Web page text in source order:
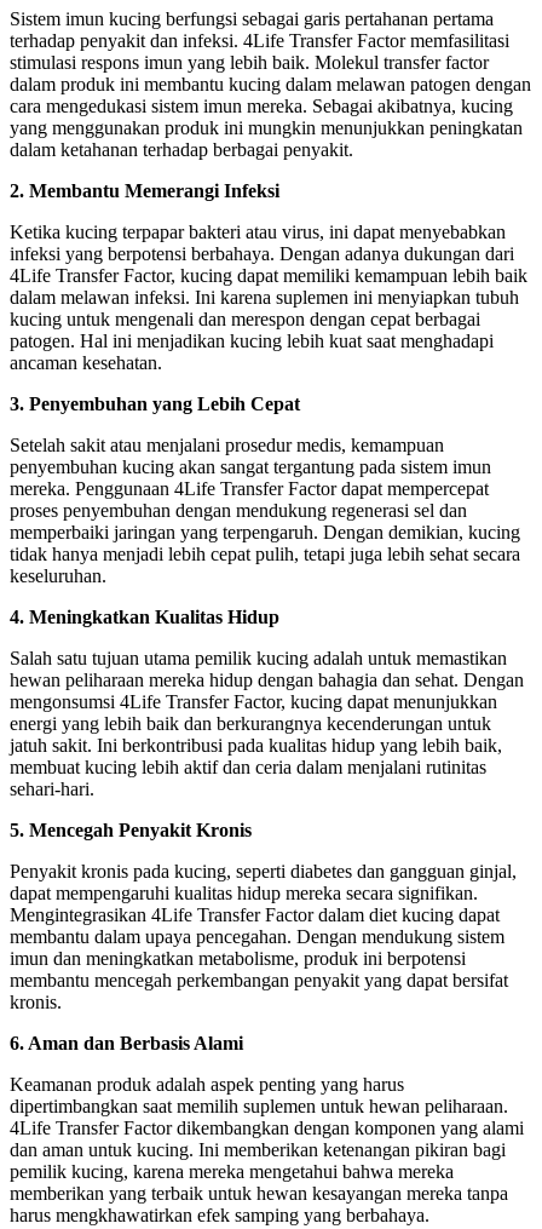
Sistem imun kucing berfungsi sebagai garis pertahanan pertama
terhadap penyakit dan infeksi. 4Life Transfer Factor memfasilitasi
stimulasi respons imun yang lebih baik. Molekul transfer factor
dalam produk ini membantu kucing dalam melawan patogen dengan
cara mengedukasi sistem imun mereka. Sebagai akibatnya, kucing
yang menggunakan produk ini mungkin menunjukkan peningkatan
dalam ketahanan terhadap berbagai penyakit.
2. Membantu Memerangi Infeksi
Ketika kucing terpapar bakteri atau virus, ini dapat menyebabkan
infeksi yang berpotensi berbahaya. Dengan adanya dukungan dari
4Life Transfer Factor, kucing dapat memiliki kemampuan lebih baik
dalam melawan infeksi. Ini karena suplemen ini menyiapkan tubuh
kucing untuk mengenali dan merespon dengan cepat berbagai
patogen. Hal ini menjadikan kucing lebih kuat saat menghadapi
ancaman kesehatan.
3. Penyembuhan yang Lebih Cepat
Setelah sakit atau menjalani prosedur medis, kemampuan
penyembuhan kucing akan sangat tergantung pada sistem imun
mereka. Penggunaan 4Life Transfer Factor dapat mempercepat
proses penyembuhan dengan mendukung regenerasi sel dan
memperbaiki jaringan yang terpengaruh. Dengan demikian, kucing
tidak hanya menjadi lebih cepat pulih, tetapi juga lebih sehat secara
keseluruhan.
4. Meningkatkan Kualitas Hidup
Salah satu tujuan utama pemilik kucing adalah untuk memastikan
hewan peliharaan mereka hidup dengan bahagia dan sehat. Dengan
mengonsumsi 4Life Transfer Factor, kucing dapat menunjukkan
energi yang lebih baik dan berkurangnya kecenderungan untuk
jatuh sakit. Ini berkontribusi pada kualitas hidup yang lebih baik,
membuat kucing lebih aktif dan ceria dalam menjalani rutinitas
sehari-hari.
5. Mencegah Penyakit Kronis
Penyakit kronis pada kucing, seperti diabetes dan gangguan ginjal,
dapat mempengaruhi kualitas hidup mereka secara signifikan.
Mengintegrasikan 4Life Transfer Factor dalam diet kucing dapat
membantu dalam upaya pencegahan. Dengan mendukung sistem
imun dan meningkatkan metabolisme, produk ini berpotensi
membantu mencegah perkembangan penyakit yang dapat bersifat
kronis.
6. Aman dan Berbasis Alami
Keamanan produk adalah aspek penting yang harus
dipertimbangkan saat memilih suplemen untuk hewan peliharaan.
4Life Transfer Factor dikembangkan dengan komponen yang alami
dan aman untuk kucing. Ini memberikan ketenangan pikiran bagi
pemilik kucing, karena mereka mengetahui bahwa mereka
memberikan yang terbaik untuk hewan kesayangan mereka tanpa
harus mengkhawatirkan efek samping yang berbahaya.